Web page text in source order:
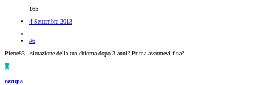
165
4 Settembre 2013
#6
Pierre83...situazione della tua chioma dopo 3 anni? Prima assumevi fina?
O
ozzupa